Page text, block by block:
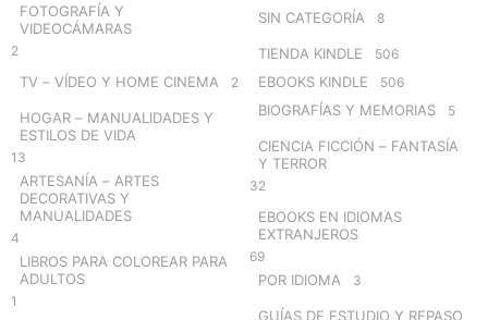
FOTOGRAFÍA Y
VIDEOCÁMARAS
2
TV – VÍDEO Y HOME CINEMA 2
HOGAR – MANUALIDADES Y
ESTILOS DE VIDA
13
ARTESANÍA – ARTES
DECORATIVAS Y
MANUALIDADES
4
LIBROS PARA COLOREAR PARA
ADULTOS
1
SIN CATEGORÍA 8
TIENDA KINDLE 506
EBOOKS KINDLE 506
BIOGRAFÍAS Y MEMORIAS 5
CIENCIA FICCIÓN – FANTASÍA
Y TERROR
32
EBOOKS EN IDIOMAS
EXTRANJEROS
69
POR IDIOMA 3
GUÍAS DE ESTUDIO Y REPASO